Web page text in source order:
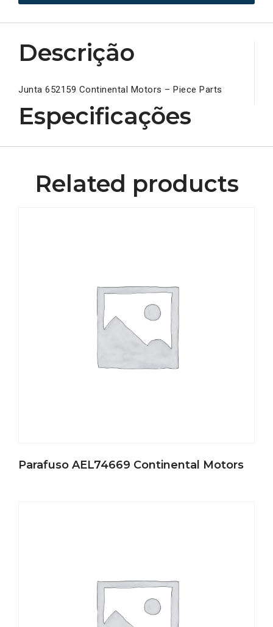
Descrição
Junta 652159 Continental Motors – Piece Parts
Especificações
Related products
Parafuso AEL74669 Continental Motors